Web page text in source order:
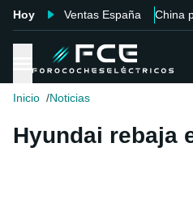
Hoy Ventas España China
Inicio Noticias
Hyundai rebaja